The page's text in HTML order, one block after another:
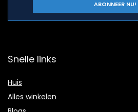
Snelle links
Huis
Alles winkelen